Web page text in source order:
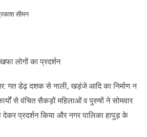
सीमन
लोगों का प्रदर्शन
: गत डेढ़ दशक से नाली, खड़ंजे आदि का निर्माण न
से वंचित सैकड़ों महिलाओं व पुरुषों ने सोमवार
देकर प्रदर्शन किया और नगर पालिका हापुड़ के